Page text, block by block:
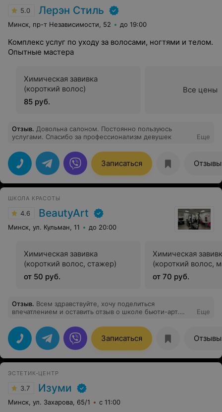
5.0 Лерэн Стиль
Минск, пр-т Независимости, 52 до 19:00
Комплекс услуг по уходу за волосами, ногтями и телом.
Опытные мастера
Химическая завивка
(короткий волос)
85 руб.
Все цены
Отзыв. Довольна салоном. Постоянно пользуюсь
услугами. Спасибо за профессионализм девушек
Еще
Записаться Отзывы
ШКОЛА КРАСОТЫ
4.6 BeautyArt
Минск, ул. Кульман, 11 до 20:00
Химическая завивка
(короткий волос, стажер)
от 50 руб.
Химическая
(короткий волос,
от 70 руб.
Отзыв. Всем здравствуйте, хочу поделиться
впечатлением и оставить отзыв о школе бьюти-арт.
и волновался вдруг ученики меня плохо подстригся.
Но мои сомнения оказались напрасны. Ученица была
очень аккуратна старательно выполняла стрижку , учла
мои пожелания. Преподаватель Ольга Бузовская была
рядом помогала корректировать подсказывала ,
Стрижка получилась даже лучше чем была ранее
когда я строгая в барбершопе за деньги .Результатом
доволен , быстро идеально. Всем рекомендую школу .
Моделей стригут бесплатно но результат, как в лучшем
салоне города. Теперь буду постоянно посещать
Еще
Записаться Отзывы
ЭСТЕТИК-ЦЕНТР
3.7 Изуми
Минск, ул. Захарова, 65/1 с 11:00